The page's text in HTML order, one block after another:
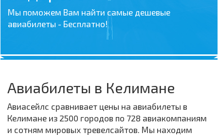
Мы поможем Вам найти самые дешевые
авиабилеты - Бесплатно!
Авиабилеты в Келимане
Авиасейлс сравнивает цены на авиабилеты в
Келимане из 2500 городов по 728 авиакомпаниям
и сотням мировых тревелсайтов. Мы находим